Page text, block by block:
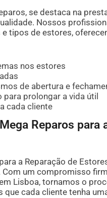
se destaca na
Nossos
tipos de estores,
nos estores
de abertura e
prolongar a vida útil
cada cliente
Reparos para
a Reparação de
Com um compromisso
Lisboa, tornamos o
que cada cliente tenha